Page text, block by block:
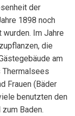
der
1898 noch
Im Jahre
die
am
Frauen (Bäder
benutzten den
Baden.